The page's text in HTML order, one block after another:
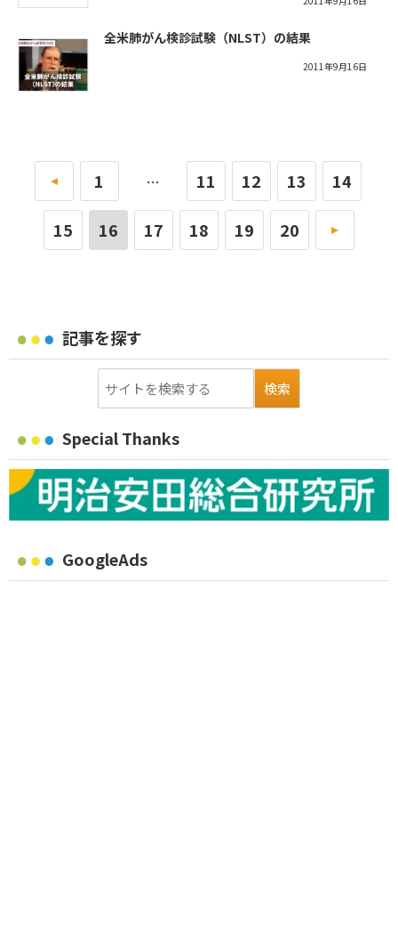
全米肺がん検診試験（NLST）の結果
2011年9月16日
« 1 … 11 12 13 14
15 16 17 18 19 20 »
記事を探す
Special Thanks
GoogleAds